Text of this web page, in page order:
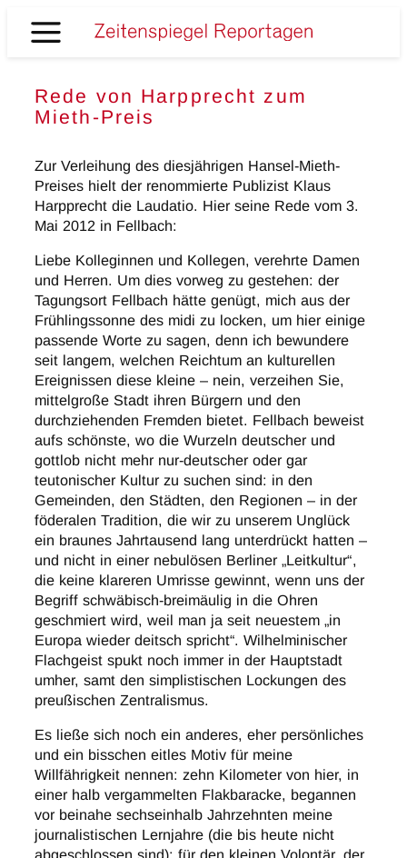
Inhalt
Zeitenspiegel
Rede von Harpprecht zum
Mieth-Preis
Zur Verleihung des diesjährigen Hansel-Mieth-
Preises hielt der renommierte Publizist Klaus
Harpprecht die Laudatio. Hier seine Rede vom 3.
Mai 2012 in Fellbach:
Liebe Kolleginnen und Kollegen, verehrte Damen
und Herren. Um dies vorweg zu gestehen: der
Tagungsort Fellbach hätte genügt, mich aus der
Frühlingssonne des midi zu locken, um hier einige
passende Worte zu sagen, denn ich bewundere
seit langem, welchen Reichtum an kulturellen
Ereignissen diese kleine – nein, verzeihen Sie,
mittelgroße Stadt ihren Bürgern und den
durchziehenden Fremden bietet. Fellbach beweist
aufs schönste, wo die Wurzeln deutscher und
gottlob nicht mehr nur-deutscher oder gar
teutonischer Kultur zu suchen sind: in den
Gemeinden, den Städten, den Regionen – in der
föderalen Tradition, die wir zu unserem Unglück
ein braunes Jahrtausend lang unterdrückt hatten –
und nicht in einer nebulösen Berliner „Leitkultur“,
die keine klareren Umrisse gewinnt, wenn uns der
Begriff schwäbisch-breimäulig in die Ohren
geschmiert wird, weil man ja seit neuestem „in
Europa wieder deitsch spricht“. Wilhelminischer
Flachgeist spukt noch immer in der Hauptstadt
umher, samt den simplistischen Lockungen des
preußischen Zentralismus.
Es ließe sich noch ein anderes, eher persönliches
und ein bisschen eitles Motiv für meine
Willfährigkeit nennen: zehn Kilometer von hier, in
einer halb vergammelten Flakbaracke, begannen
vor beinahe sechseinhalb Jahrzehnten meine
journalistischen Lernjahre (die bis heute nicht
abgeschlossen sind): für den kleinen Volontär, der